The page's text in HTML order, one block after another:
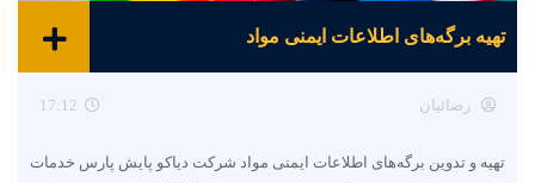
تهیه برگه‌های اطلاعات ایمنی مواد
رضائیان 17:12
تهیه و تدوین برگه‌های اطلاعات ایمنی مواد شرکت دیاکو پایش پارس خدمات